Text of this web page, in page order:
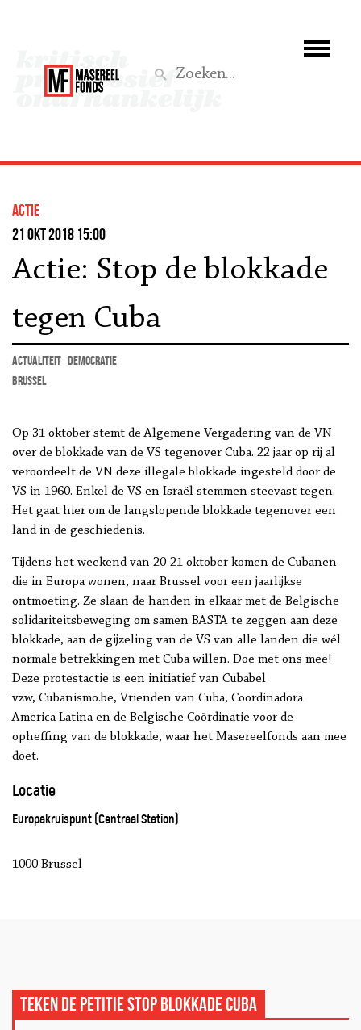
Wat we doen
Aktief
actie
21 okt 2018 15:00
Actie: Stop de blokkade
tegen Cuba
actualiteit democratie
Brussel
Op 31 oktober stemt de Algemene Vergadering van de VN
over de blokkade van de VS tegenover Cuba. 22 jaar op rij al
veroordeelt de VN deze illegale blokkade ingesteld door de
VS in 1960. Enkel de VS en Israël stemmen steevast tegen.
Het gaat hier om de langslopende blokkade tegenover een
land in de geschiedenis.
Tijdens het weekend van 20-21 oktober komen de Cubanen
die in Europa wonen, naar Brussel voor een jaarlijkse
ontmoeting. Ze slaan de handen in elkaar met de Belgische
solidariteitsbeweging om samen BASTA te zeggen aan deze
blokkade, aan de gijzeling van de VS van alle landen die wél
normale betrekkingen met Cuba willen. Doe met ons mee!
Deze protestactie is een initiatief van Cubabel
vzw, Cubanismo.be, Vrienden van Cuba, Coordinadora
America Latina en de Belgische Coördinatie voor de
opheffing van de blokkade, waar het Masereelfonds aan mee
doet.
Locatie
Europakruispunt (Centraal Station)
1000 Brussel
Teken de petitie STOP BLOKKADE CUBA